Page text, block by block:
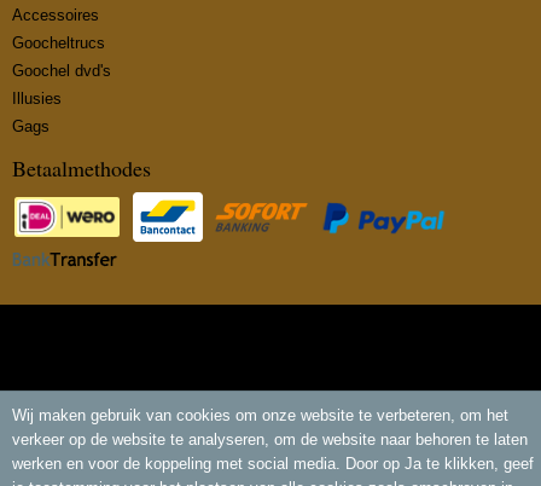
Accessoires
Goocheltrucs
Goochel dvd's
Illusies
Gags
Betaalmethodes
Wij maken gebruik van cookies om onze website te verbeteren, om het
verkeer op de website te analyseren, om de website naar behoren te laten
werken en voor de koppeling met social media. Door op Ja te klikken, geef